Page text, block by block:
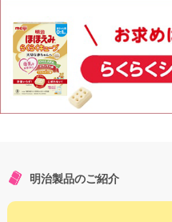
明治製品のご紹介